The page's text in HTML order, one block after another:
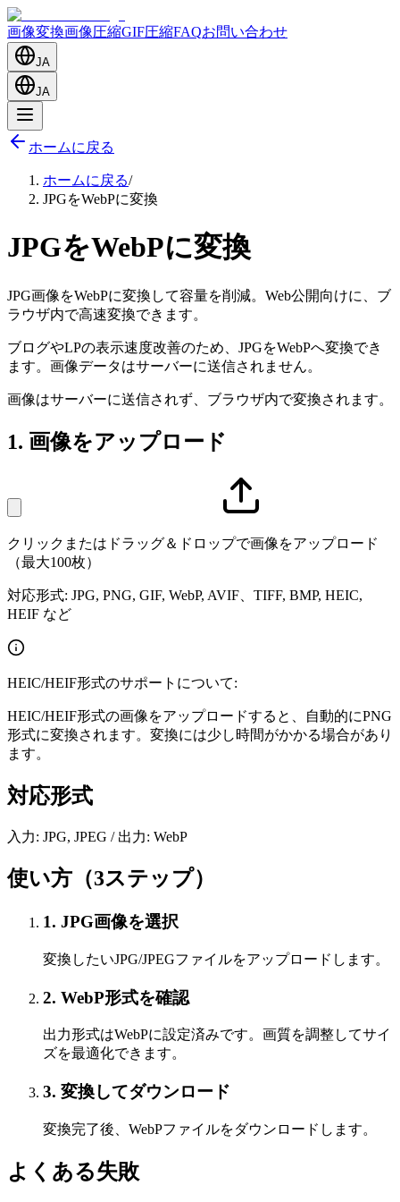
画像変換画像圧縮GIF圧縮FAQお問い合わせ
JA
JA
ホームに戻る
ホームに戻る/
JPGをWebPに変換
JPGをWebPに変換
JPG画像をWebPに変換して容量を削減。Web公開向けに、ブ
ラウザ内で高速変換できます。
ブログやLPの表示速度改善のため、JPGをWebPへ変換でき
ます。画像データはサーバーに送信されません。
画像はサーバーに送信されず、ブラウザ内で変換されます。
1. 画像をアップロード
クリックまたはドラッグ＆ドロップで画像をアップロード
（最大100枚）
対応形式: JPG, PNG, GIF, WebP, AVIF、TIFF, BMP, HEIC,
HEIF など
HEIC/HEIF形式のサポートについて:
HEIC/HEIF形式の画像をアップロードすると、自動的にPNG
形式に変換されます。変換には少し時間がかかる場合があり
ます。
対応形式
入力: JPG, JPEG / 出力: WebP
使い方（3ステップ）
1. JPG画像を選択
変換したいJPG/JPEGファイルをアップロードします。
2. WebP形式を確認
出力形式はWebPに設定済みです。画質を調整してサイ
ズを最適化できます。
3. 変換してダウンロード
変換完了後、WebPファイルをダウンロードします。
よくある失敗